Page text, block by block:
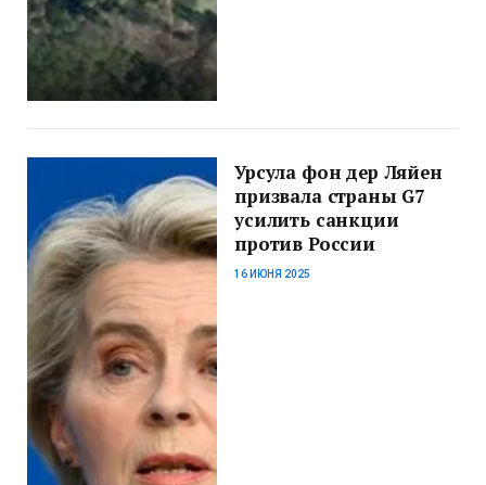
Урсула фон дер Ляйен
призвала страны G7
усилить санкции
против России
16 ИЮНЯ 2025